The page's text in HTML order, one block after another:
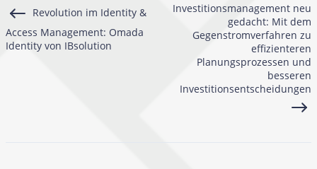
Revolution im Identity &
Access Management: Omada
Identity von IBsolution
Investitionsmanagement neu
gedacht: Mit dem
Gegenstromverfahren zu
effizienteren
Planungsprozessen und
besseren
Investitionsentscheidungen